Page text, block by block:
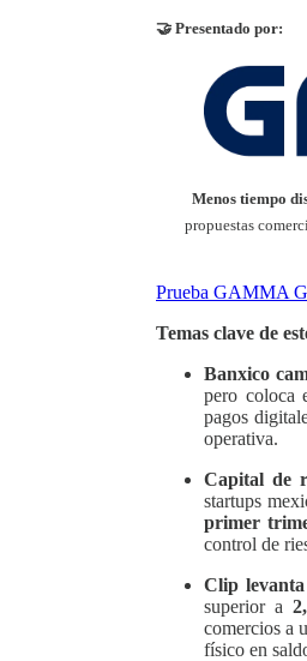
🤝 Presentado por:
Menos tiempo
propuestas
Prueba GAMMA
Temas clave de
Banxico
pero coloca
pagos
operativa.
Capital de
startups
primer
control de
Clip
superior a
comercios a
físico en